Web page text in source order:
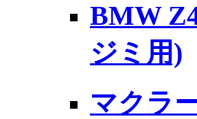
BMW
ジミ用)
マクラ